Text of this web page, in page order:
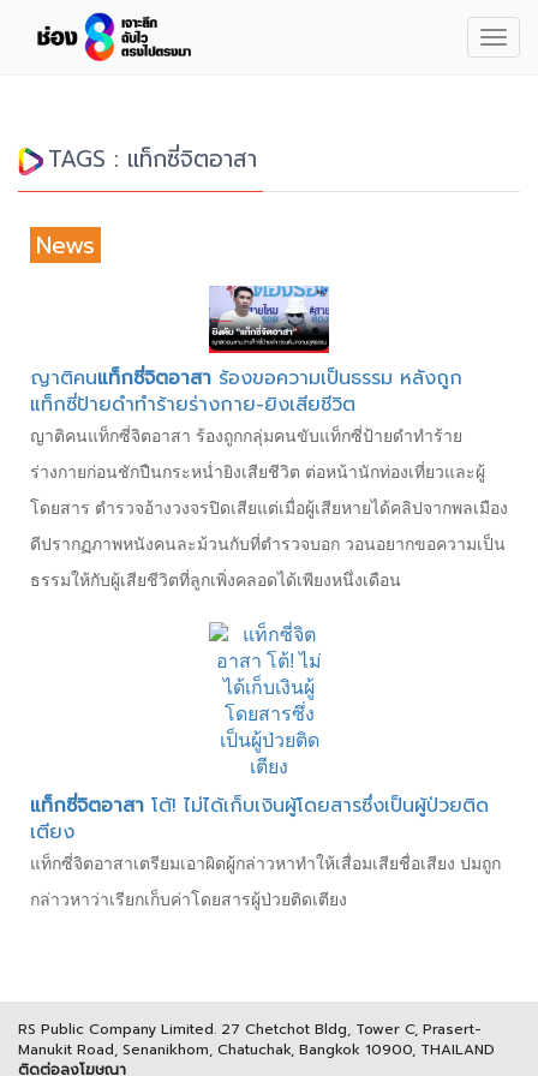
TAGS : แท็กซี่จิตอาสา
News
ญาติคนแท็กซี่จิตอาสา ร้องขอความเป็นธรรม หลังถูก
แท็กซี่ป้ายดำทำร้ายร่างกาย-ยิงเสียชีวิต
ญาติคนแท็กซี่จิตอาสา ร้องถูกกลุ่มคนขับแท็กซี่ป้ายดำทำร้าย
ร่างกายก่อนชักปืนกระหน่ำยิงเสียชีวิต ต่อหน้านักท่องเที่ยวและผู้
โดยสาร ตำรวจอ้างวงจรปิดเสียแต่เมื่อผู้เสียหายได้คลิปจากพลเมือง
ดีปรากฏภาพหนังคนละม้วนกับที่ตำรวจบอก วอนอยากขอความเป็น
ธรรมให้กับผู้เสียชีวิตที่ลูกเพิ่งคลอดได้เพียงหนึ่งเดือน
แท็กซี่จิตอาสา โต้! ไม่ได้เก็บเงินผู้โดยสารซึ่งเป็นผู้ป่วยติด
เตียง
แท็กซี่จิตอาสาเตรียมเอาผิดผู้กล่าวหาทำให้เสื่อมเสียชื่อเสียง ปมถูก
กล่าวหาว่าเรียกเก็บค่าโดยสารผู้ป่วยติดเตียง
RS Public Company Limited. 27 Chetchot Bldg, Tower C, Prasert-
Manukit Road, Senanikhom, Chatuchak, Bangkok 10900, THAILAND
ติดต่อลงโฆษณา